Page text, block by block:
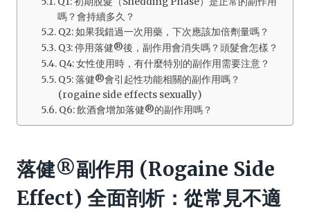
嗎？會持續多久？
Q2: 如果我錯過一次用藥，下次應該加倍劑量嗎？
Q3: 停用落健®後，副作用會消失嗎？頭髮會怎樣？
Q4: 女性使用時，有什麼特別的副作用需要注意？
Q5: 落健®會引起性功能相關的副作用嗎？
(rogaine side effects sexually)
Q6: 飲酒會增加落健®的副作用嗎？
落健®副作用 (Rogaine Side
Effect) 全面剖析：從常見不適